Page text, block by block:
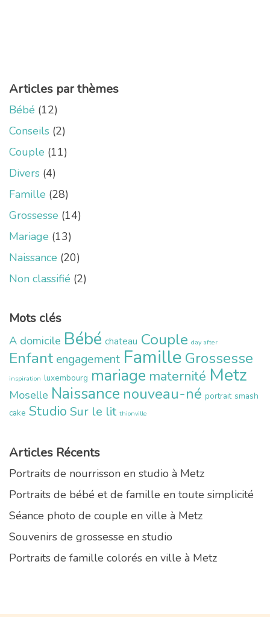
Articles par thèmes
Bébé (12)
Conseils (2)
Couple (11)
Divers (4)
Famille (28)
Grossesse (14)
Mariage (13)
Naissance (20)
Non classifié (2)
Mots clés
A domicile Bébé chateau Couple day after
Enfant engagement Famille Grossesse
inspiration luxembourg mariage maternité Metz
Moselle Naissance nouveau-né portrait smash
cake Studio Sur le lit thionville
Articles Récents
Portraits de nourrisson en studio à Metz
Portraits de bébé et de famille en toute simplicité
Séance photo de couple en ville à Metz
Souvenirs de grossesse en studio
Portraits de famille colorés en ville à Metz